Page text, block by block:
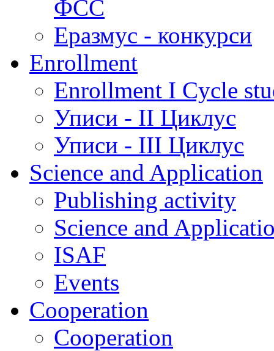
ФСС
Еразмус - конкурси
Enrollment
Enrollment I Cycle
Уписи - II Циклус
Уписи - III Циклус
Science and Application
Publishing activity
Science and
ISAF
Events
Cooperation
Cooperation